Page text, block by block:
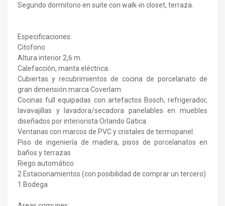
Segundo dormitorio en suite con walk-in closet, terraza.
Especificaciones:
Citofono
Altura interior 2,6 m.
Calefacción, manta eléctrica.
Cubiertas y recubrimientos de cocina de porcelanato de
gran dimensión marca Coverlam
Cocinas full equipadas con artefactos Bosch, refrigerador,
lavavajillas y lavadora/secadora panelables en muebles
diseñados por interiorista Orlando Gatica.
Ventanas con marcos de PVC y cristales de termopanel.
Piso de ingeniería de madera, pisos de porcelanatos en
baños y terrazas
Riego automático
2 Estacionamientos (con posibilidad de comprar un tercero)
1 Bodega